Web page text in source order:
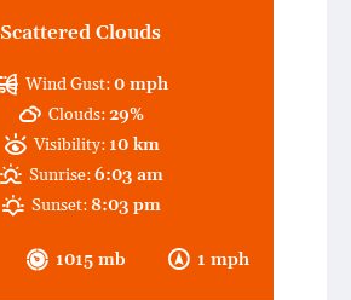
Scattered Clouds
1015 mb 1 mph
Wind Gust:0 mph
Clouds:29%
Visibility: 10 km
Sunrise:6:03 am
Sunset:8:03 pm